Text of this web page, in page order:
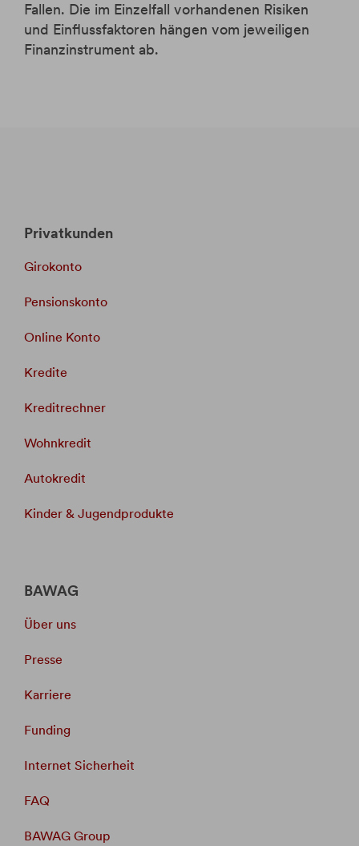
Fallen. Die im Einzelfall vorhandenen Risiken
und Einflussfaktoren hängen vom jeweiligen
Finanzinstrument ab.
Privatkunden
Girokonto
Pensionskonto
Online Konto
Kredite
Kreditrechner
Wohnkredit
Autokredit
Kinder & Jugendprodukte
BAWAG
Über uns
Presse
Karriere
Funding
Internet Sicherheit
FAQ
BAWAG Group